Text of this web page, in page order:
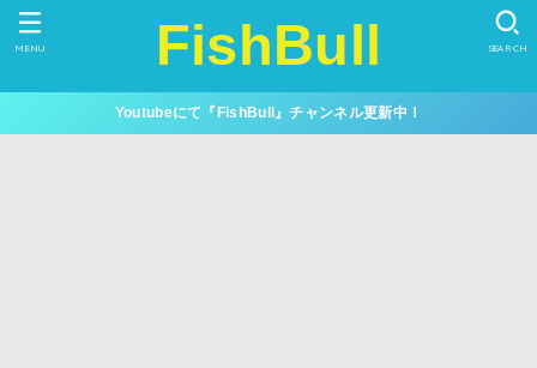
FishBull SEARCH
MENU
Youtubeにて『FishBull』チャンネル更新中！